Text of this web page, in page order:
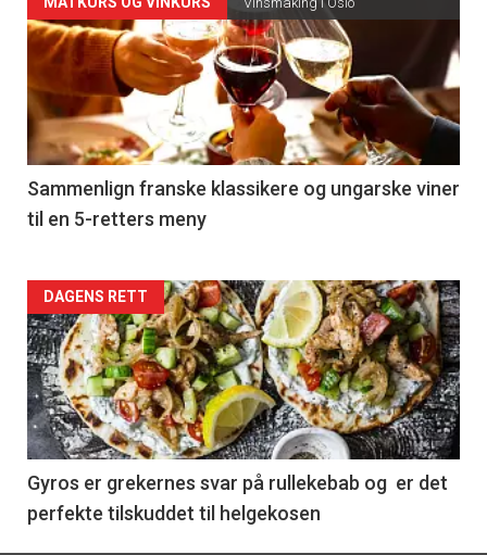
Forsiden
akkurat
nå
-
5
Sammenlign franske klassikere og ungarske viner
til en 5-retters meny
Forsiden
akkurat
nå
-
6
DAGENS RETT
Gyros er grekernes svar på rullekebab og er det
perfekte tilskuddet til helgekosen